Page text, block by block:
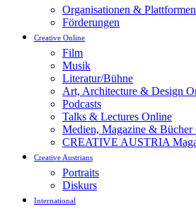
Organisationen & Plattformen
Förderungen
Creative Online
Film
Musik
Literatur/Bühne
Art, Architecture & Design
Podcasts
Talks & Lectures Online
Medien, Magazine & Bücher
CREATIVE AUSTRIA
Creative Austrians
Portraits
Diskurs
International